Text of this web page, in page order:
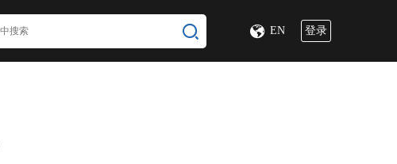
EN 登录